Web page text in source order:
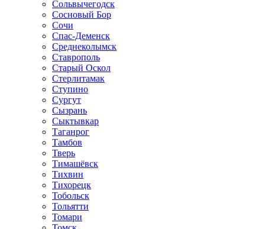
Сольвычегодск
Сосновый Бор
Сочи
Спас-Деменск
Среднеколымск
Ставрополь
Старый Оскол
Стерлитамак
Ступино
Сургут
Сызрань
Сыктывкар
Таганрог
Тамбов
Тверь
Тимашёвск
Тихвин
Тихорецк
Тобольск
Тольятти
Томари